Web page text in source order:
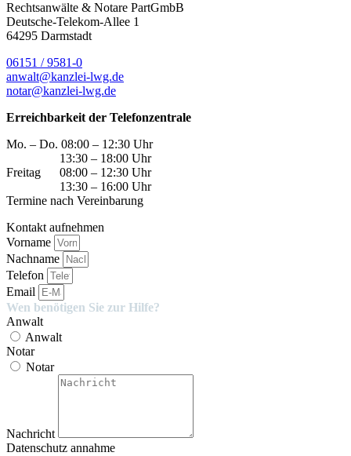
Rechtsanwälte & Notare PartGmbB
Deutsche-Telekom-Allee 1
64295 Darmstadt
06151 / 9581-0
anwalt@kanzlei-lwg.de
notar@kanzlei-lwg.de
Erreichbarkeit der Telefonzentrale
Mo. – Do. 08:00 – 12:30 Uhr
13:30 – 18:00 Uhr
Freitag 08:00 – 12:30 Uhr
13:30 – 16:00 Uhr
Termine nach Vereinbarung
Kontakt aufnehmen
Vorname
Nachname
Telefon
Email
Wen benötigen Sie zur Hilfe?
Anwalt
Anwalt
Notar
Notar
Nachricht
Datenschutz annahme